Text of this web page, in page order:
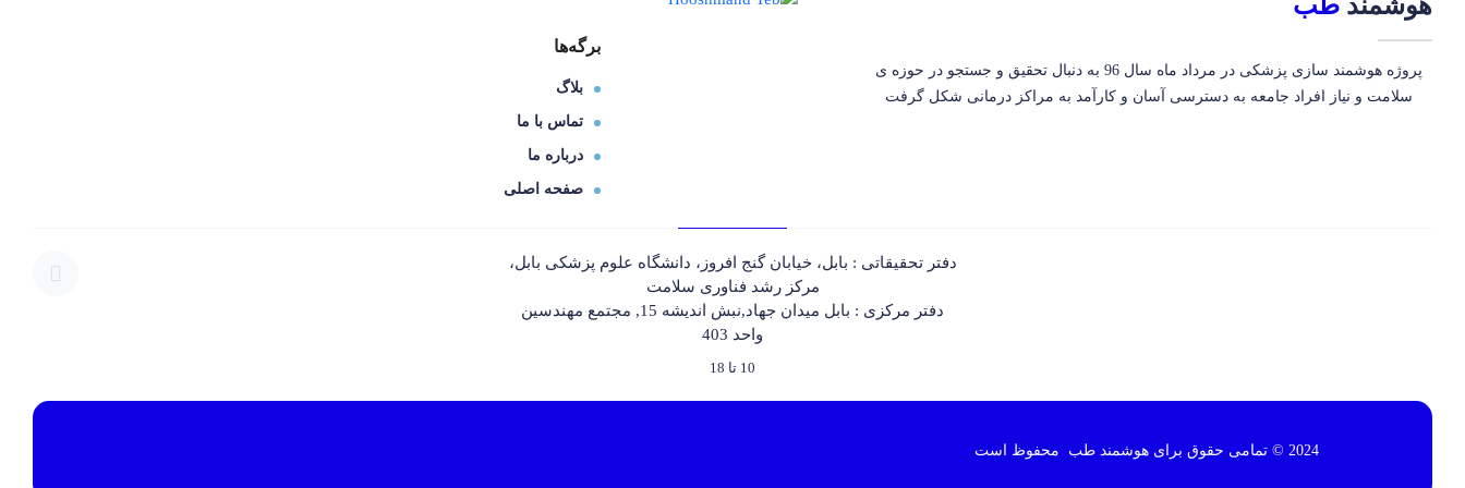
پروژه هوشمند سازی پزشکی در مرداد ماه سال 96 به دنبال تحقیق و جستجو در حوزه ی
سلامت و نیاز افراد جامعه به دسترسی آسان و کارآمد به مراکز درمانی شکل گرفت
برگه‌ها
بلاگ
تماس با ما
درباره ما
صفحه اصلی
دفتر تحقیقاتی : بابل، خیابان گنج افروز، دانشگاه علوم پزشکی بابل،
مرکز رشد فناوری سلامت
دفتر مرکزی : بابل میدان جهاد,نبش اندیشه 15, مجتمع مهندسین
واحد 403
10 تا 18
2024 © تمامی حقوق برای هوشمند طب محفوظ است